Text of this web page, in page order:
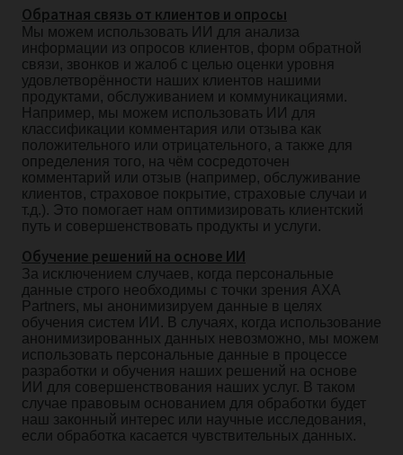
Обратная связь от клиентов и опросы
Мы можем использовать ИИ для анализа
информации из опросов клиентов, форм обратной
связи, звонков и жалоб с целью оценки уровня
удовлетворённости наших клиентов нашими
продуктами, обслуживанием и коммуникациями.
Например, мы можем использовать ИИ для
классификации комментария или отзыва как
положительного или отрицательного, а также для
определения того, на чём сосредоточен
комментарий или отзыв (например, обслуживание
клиентов, страховое покрытие, страховые случаи и
т.д.). Это помогает нам оптимизировать клиентский
путь и совершенствовать продукты и услуги.
Обучение решений на основе ИИ
За исключением случаев, когда персональные
данные строго необходимы с точки зрения AXA
Partners, мы анонимизируем данные в целях
обучения систем ИИ. В случаях, когда использование
анонимизированных данных невозможно, мы можем
использовать персональные данные в процессе
разработки и обучения наших решений на основе
ИИ для совершенствования наших услуг. В таком
случае правовым основанием для обработки будет
наш законный интерес или научные исследования,
если обработка касается чувствительных данных.